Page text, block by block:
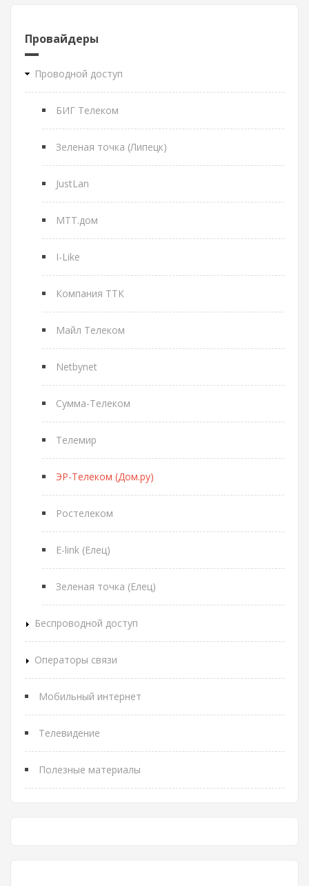
Провайдеры
Проводной доступ
БИГ Телеком
Зеленая точка (Липецк)
JustLan
МТТ.дом
I-Like
Компания ТТК
Майл Телеком
Netbynet
Сумма-Телеком
Телемир
ЭР-Телеком (Дом.ру)
Ростелеком
E-link (Елец)
Зеленая точка (Елец)
Беспроводной доступ
Операторы связи
Мобильный интернет
Телевидение
Полезные материалы